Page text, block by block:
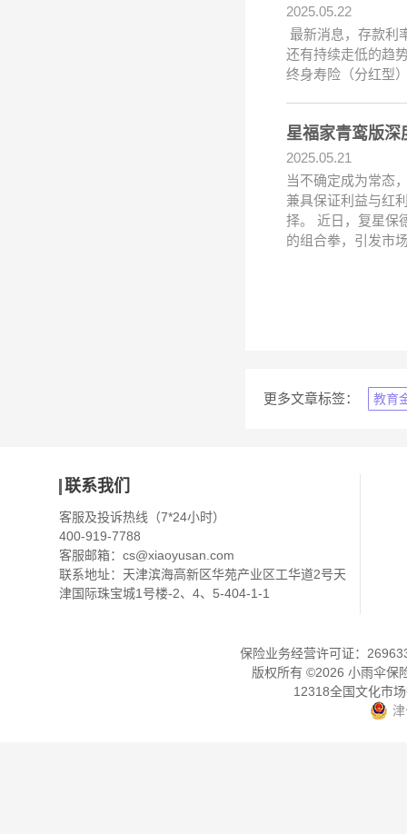
2025.05.22
最新消息，存款利
还有持续走低的趋
终身寿险（分红型
星福家青鸾版深
2025.05.21
当不确定成为常态
兼具保证利益与红
择。 近日，复星保
的组合拳，引发市
更多文章标签： 教育
联系我们
客服及投诉热线（7*24小时）
400-919-7788
客服邮箱： cs@xiaoyusan.com
联系地址：天津滨海高新区华苑产业区工华道2号天
津国际珠宝城1号楼-2、4、5-404-1-1
保险业务经营许可证：
版权所有 ©2026 小雨伞保
12318全国文化市